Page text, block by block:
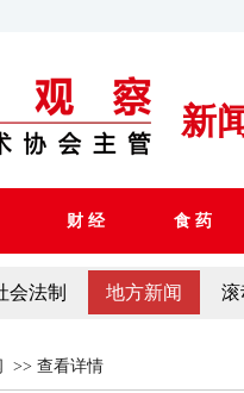
新
财 经 食 药
会法制 地方新闻 滚
>> 查看详情